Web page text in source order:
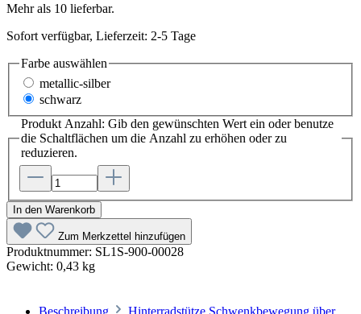
Mehr als 10 lieferbar.
Sofort verfügbar, Lieferzeit: 2-5 Tage
Farbe auswählen
metallic-silber
schwarz
Produkt Anzahl: Gib den gewünschten Wert ein oder benutze
die Schaltflächen um die Anzahl zu erhöhen oder zu
reduzieren.
In den Warenkorb
Zum Merkzettel hinzufügen
Produktnummer: SL1S-900-00028
Gewicht: 0,43 kg
Beschreibung
Hinterradstütze Schwenkbewegung über